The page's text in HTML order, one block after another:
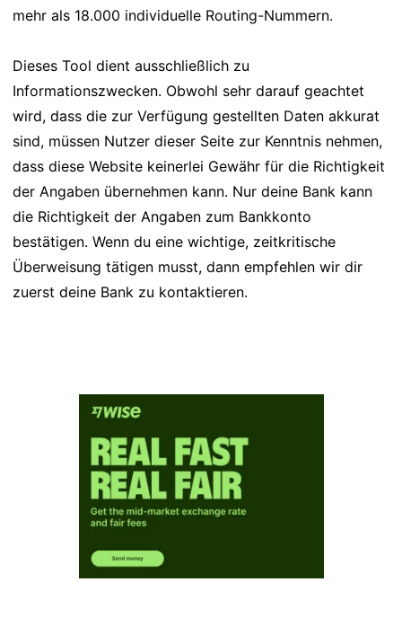
mehr als 18.000 individuelle Routing-Nummern.
Dieses Tool dient ausschließlich zu
Informationszwecken. Obwohl sehr darauf geachtet
wird, dass die zur Verfügung gestellten Daten akkurat
sind, müssen Nutzer dieser Seite zur Kenntnis nehmen,
dass diese Website keinerlei Gewähr für die Richtigkeit
der Angaben übernehmen kann. Nur deine Bank kann
die Richtigkeit der Angaben zum Bankkonto
bestätigen. Wenn du eine wichtige, zeitkritische
Überweisung tätigen musst, dann empfehlen wir dir
zuerst deine Bank zu kontaktieren.